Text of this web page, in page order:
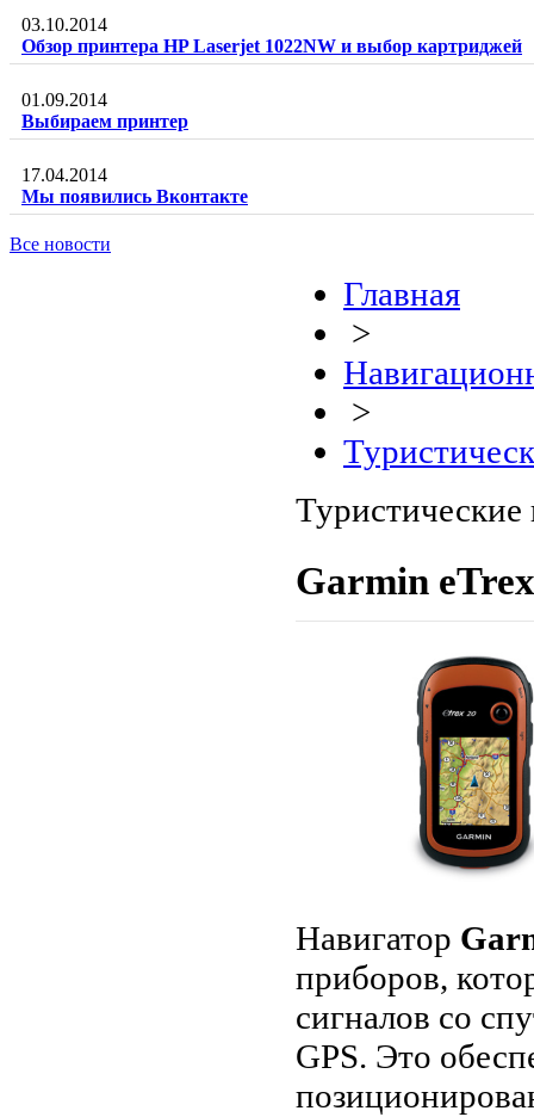
03.10.2014
Обзор принтера HP Laserjet 1022NW и выбор картриджей
01.09.2014
Выбираем принтер
17.04.2014
Мы появились Вконтакте
Все новости
Главная
>
>
Туристические
Garmin
Навигатор
приборов,
сигналов со
GPS. Это